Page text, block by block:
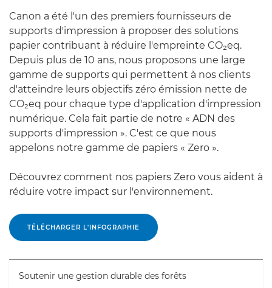
Canon a été l'un des premiers fournisseurs de
supports d'impression à proposer des solutions
papier contribuant à réduire l'empreinte CO₂eq.
Depuis plus de 10 ans, nous proposons une large
gamme de supports qui permettent à nos clients
d'atteindre leurs objectifs zéro émission nette de
CO₂eq pour chaque type d'application d'impression
numérique. Cela fait partie de notre « ADN des
supports d'impression ». C'est ce que nous
appelons notre gamme de papiers « Zero ».
Découvrez comment nos papiers Zero vous aident à
réduire votre impact sur l'environnement.
TÉLÉCHARGER L'INFOGRAPHIE
Soutenir une gestion durable des forêts